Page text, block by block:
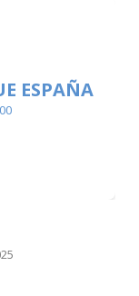
ESPAÑA